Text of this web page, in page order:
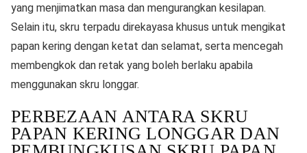
yang menjimatkan masa dan mengurangkan kesilapan.
Selain itu, skru terpadu direkayasa khusus untuk mengikat
papan kering dengan ketat dan selamat, serta mencegah
membengkok dan retak yang boleh berlaku apabila
menggunakan skru longgar.
PERBEZAAN ANTARA SKRU
PAPAN KERING LONGGAR DAN